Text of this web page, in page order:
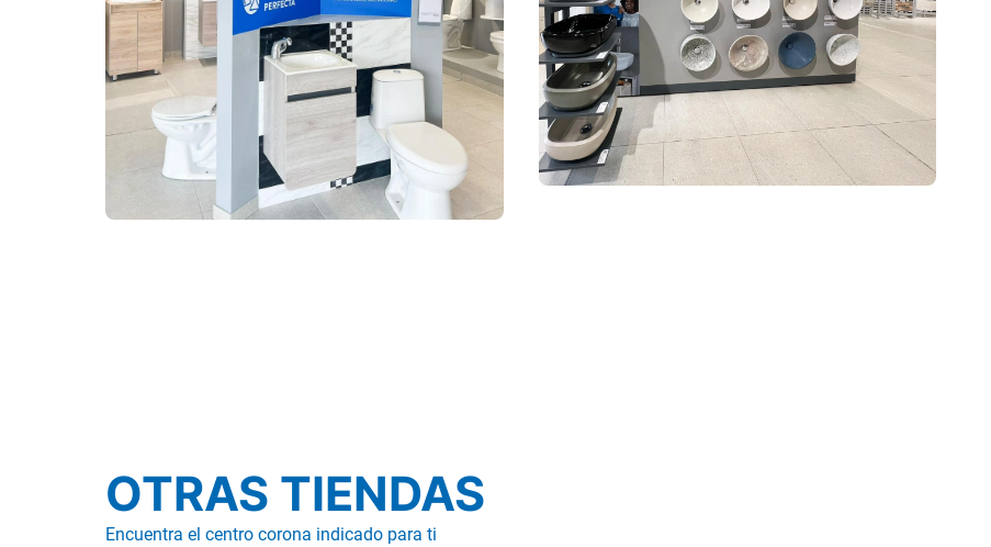
OTRAS TIENDAS
Encuentra el centro corona indicado para ti